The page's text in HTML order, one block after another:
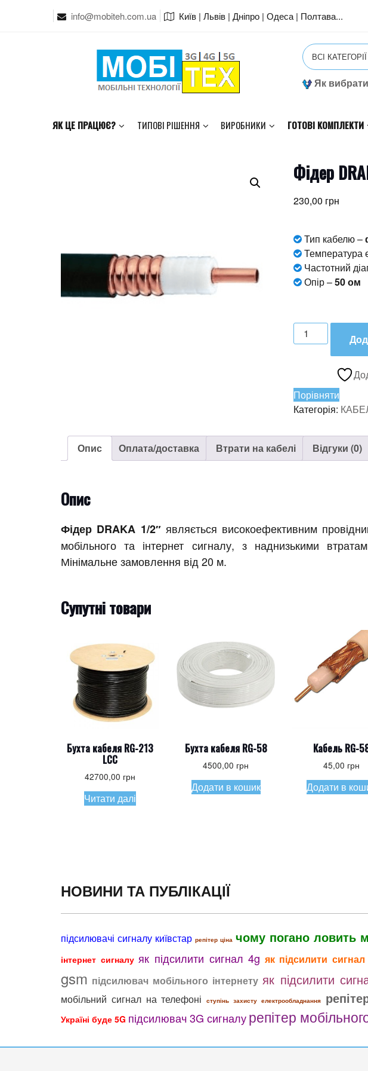
info@mobiteh.com.ua Київ | Львів | Дніпро | Одеса | Полтава...
Search
for
Як
ЯК ЦЕ ПРАЦЮЄ? ТИПОВІ РІШЕННЯ ВИРОБНИКИ ГОТОВІ КОМПЛЕКТИ
Фідер
230,00 грн
Тип кабелю –
Температура
Частотний
Опір –50 ом
Фідер
DRAKA
Порівняти
Категорія:
Опис Оплата/доставка Втрати на кабелі Відгуки (0)
Опис
Фідер DRAKA 1/2″являється високоефективним
мобільного та інтернет сигналу, з наднизькими
Мінімальне замовлення від 20 м.
Супутні товари
Бухта кабеля RG-213
LCC
42700,00 грн
Читати далі
Бухта кабеля RG-58
4500,00 грн
Додати в кошик
Кабель RG-
45,00 грн
Додати в
НОВИНИ ТА ПУБЛІКАЦІЇ
підсилювачі сигналу київстар репітер ціна чому погано ловить
інтернет сигналу як підсилити сигнал 4g як підсилити
gsm підсилювач мобільного інтернету як підсилити
мобільний сигнал на телефоні
ступінь захисту електрообладнання
Україні буде 5G підсилювач 3G сигналурепітер